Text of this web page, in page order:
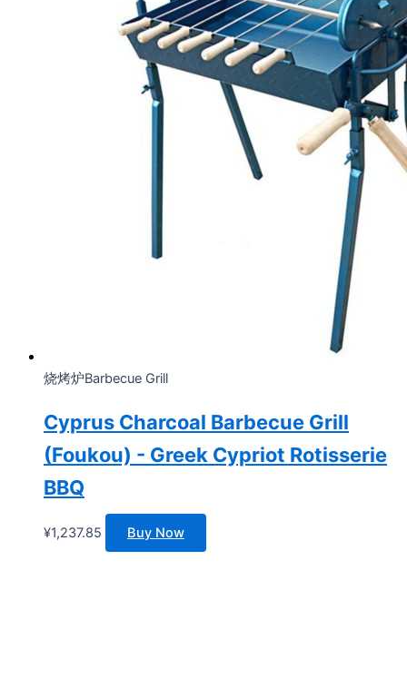
烧烤炉Barbecue Grill
Cyprus Charcoal Barbecue Grill
(Foukou) - Greek Cypriot Rotisserie
BBQ
¥1,237.85 Buy Now